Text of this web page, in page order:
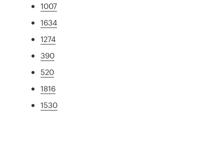
1007
1634
1274
390
520
1816
1530